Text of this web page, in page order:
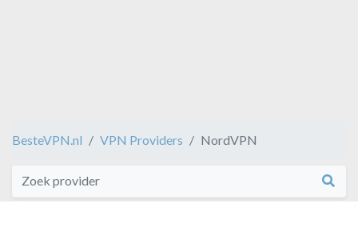
BesteVPN.nl VPN Providers NordVPN